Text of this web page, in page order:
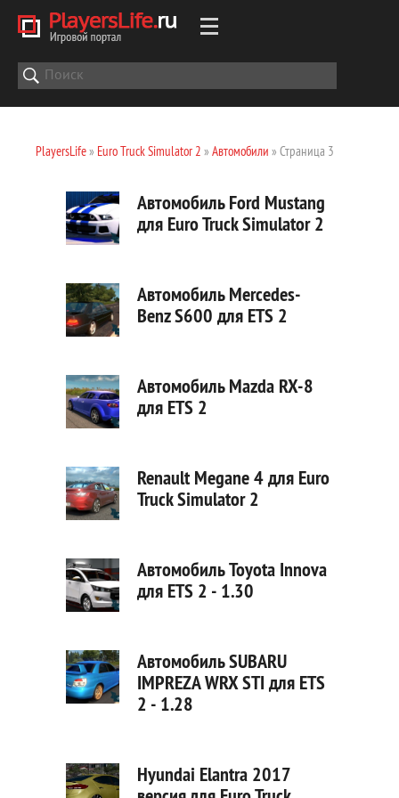
PlayersLife» Euro Truck Simulator 2 » Автомобили » Страница 3
Автомобиль Ford Mustang
для Euro Truck Simulator 2
Автомобиль Mercedes-
Benz S600 для ETS 2
Автомобиль Mazda RX-8
для ETS 2
Renault Megane 4 для Euro
Truck Simulator 2
Автомобиль Toyota Innova
для ETS 2 - 1.30
Автомобиль SUBARU
IMPREZA WRX STI для ETS
2 - 1.28
Hyundai Elantra 2017